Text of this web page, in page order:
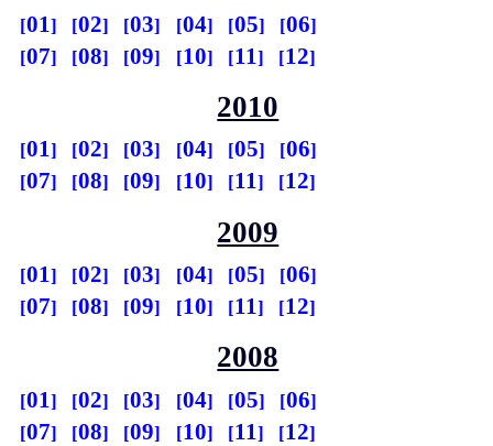
01 02 03 04 05
06
07
08 09 10 11 12
2010
01 02 03 04 05
06
07
08 09 10 11 12
2009
01 02 03 04 05
06
07
08 09 10 11 12
2008
01 02 03 04 05
06
07
08 09 10 11 12